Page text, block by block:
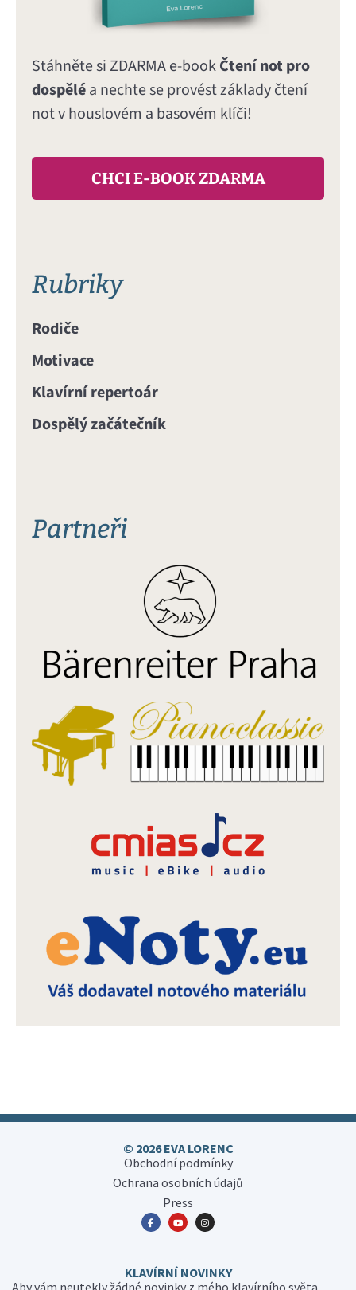
Stáhněte si ZDARMA e-bookČtení not pro
dospěléa nechte se provést základy čtení
not v houslovém a basovém klíči!
CHCI E-BOOK ZDARMA
Rubriky
Rodiče
Motivace
Klavírní repertoár
Dospělý začátečník
Partneři
© 2026 EVA LORENC
Obchodní podmínky
Ochrana osobních údajů
Press
KLAVÍRNÍ NOVINKY
Aby vám neutekly žádné novinky z mého klavírního světa,